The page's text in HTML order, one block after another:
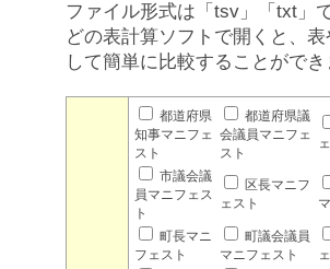
ファイル形式は「tsv」「txt」
どの表計算ソフトで開くと、
して簡単に比較することができ
都道府県
知事マニフェ
スト
都道府県議
会議員マニフェ
スト
市議会議
員マニフェス
ト
区長マニフ
ェスト
町長マニ
フェスト
町議会議員
マニフェスト